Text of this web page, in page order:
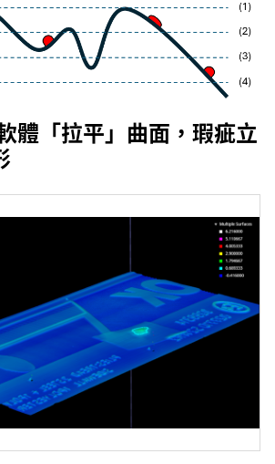
體「拉平」曲面，瑕疵立